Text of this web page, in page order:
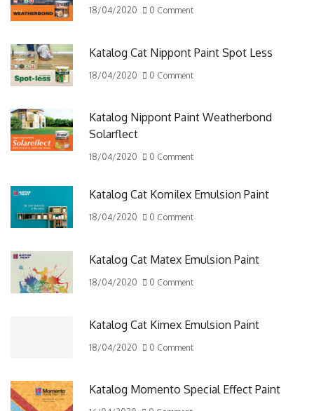
18/04/2020 0 Comment
Katalog Cat Nippont Paint Spot Less
18/04/2020 0 Comment
Katalog Nippont Paint Weatherbond
Solarflect
18/04/2020 0 Comment
Katalog Cat Komilex Emulsion Paint
18/04/2020 0 Comment
Katalog Cat Matex Emulsion Paint
18/04/2020 0 Comment
Katalog Cat Kimex Emulsion Paint
18/04/2020 0 Comment
Katalog Momento Special Effect Paint